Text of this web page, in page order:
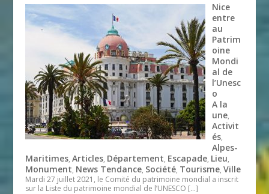
Nice
entre
au
Patrim
oine
Mondi
al de
l’Unesc
o
A la
une,
Activit
és,
Alpes-
Maritimes,Articles, Département, Escapade, Lieu,
Monument, News Tendance, Société, Tourisme,Ville
Mardi 27 juillet 2021, le Comité du patrimoine mondial a inscrit
sur la Liste du patrimoine mondial de l’UNESCO […]